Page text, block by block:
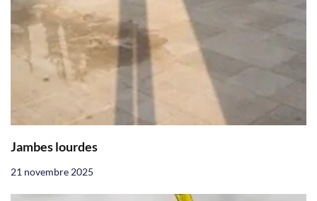
Jambes lourdes
21 novembre 2025